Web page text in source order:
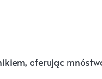
oferując